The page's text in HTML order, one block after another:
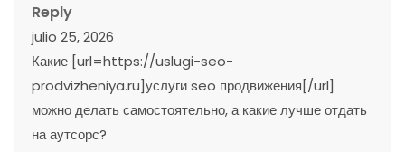
Reply
julio 25, 2026
Какие [url=https://uslugi-seo-
prodvizheniya.ru]услуги seo продвижения[/url]
можно делать самостоятельно, а какие лучше отдать
на аутсорс?